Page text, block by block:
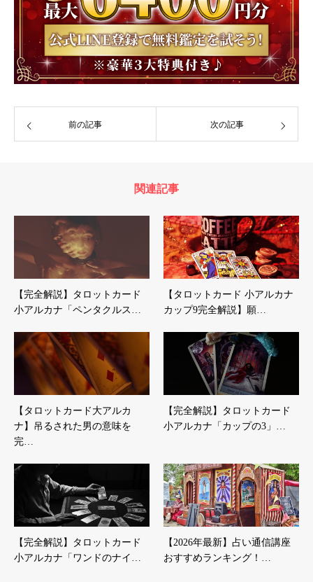
前の記事 次の記事
関連記事
【完全解説】タロットカード
小アルカナ「ペンタクルス…
【タロットカード 小アルカナ
カップ9完全解説】願…
【タロットカード大アルカ
ナ】吊るされた男の意味を
完…
【完全解説】タロットカード
小アルカナ「カップの3」…
【完全解説】タロットカード
小アルカナ「ワンドのナイ…
【2026年最新】占い通信講座
おすすめランキング！…